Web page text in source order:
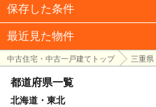
保存した条件
最近見た物件
中古住宅・中古一戸建てトップ 三重県
都道府県一覧
北海道・東北